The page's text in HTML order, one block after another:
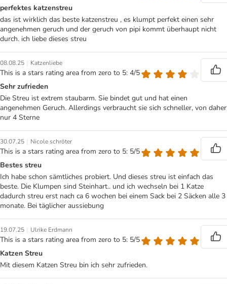
perfektes katzenstreu
das ist wirklich das beste katzenstreu , es klumpt perfekt einen sehr
angenehmen geruch und der geruch von pipi kommt überhaupt nicht
durch. ich liebe dieses streu
08.08.25 | Katzenliebe
This is a stars rating area from zero to 5: 4/5
Sehr zufrieden
Die Streu ist extrem staubarm. Sie bindet gut und hat einen
angenehmen Geruch. Allerdings verbraucht sie sich schneller, von daher
nur 4 Sterne
30.07.25 | Nicole schröter
This is a stars rating area from zero to 5: 5/5
Bestes streu
Ich habe schon sämtliches probiert. Und dieses streu ist einfach das
beste. Die Klumpen sind Steinhart.. und ich wechseln bei 1 Katze
dadurch streu erst nach ca 6 wochen bei einem Sack bei 2 Säcken alle 3
monate. Bei täglicher aussiebung
19.07.25 | Ulrike Erdmann
This is a stars rating area from zero to 5: 5/5
Katzen Streu
Mit diesem Katzen Streu bin ich sehr zufrieden.